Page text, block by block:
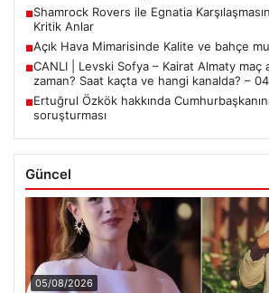
■Shamrock Rovers ile Egnatia
Kritik Anlar
■Açık Hava Mimarisinde Kalite ve bahçe
■CANLI | Levski Sofya – Kairat Almaty maç
zaman? Saat kaçta ve hangi kanalda? –
■Ertuğrul Özkök hakkında
soruşturması
Güncel
05/08/2026